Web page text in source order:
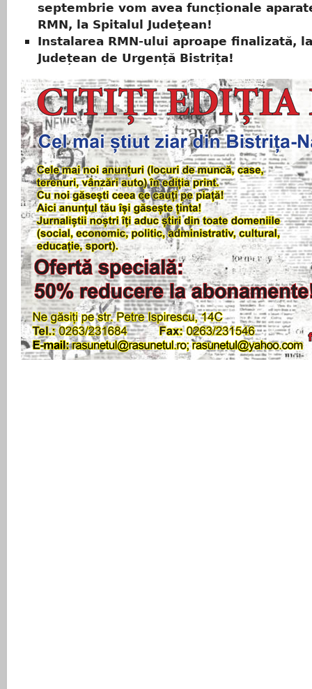
septembrie vom avea funcționale
RMN, la Spitalul Judeţean!
Instalarea RMN-ului aproape finalizată,
Județean de Urgență Bistrița!